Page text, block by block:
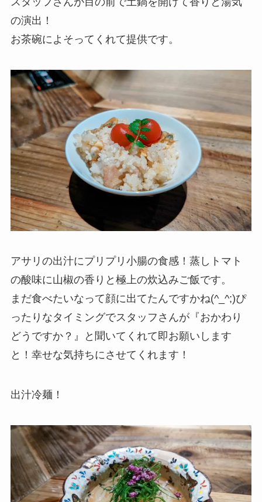
の演出！
お茶碗によそってくれて提供です。
アサリの出汁にプリプリ小腸の食感！蒸しトマト
の酸味に山椒の香りと極上の炊込みご飯です。
まだ食べたいなって顔に出てたんですかね(^_^;)ぴ
ったりなタイミングでスタッフさんが『おかわり
どうですか？』と聞いてくれて即お願いします
と！幸せな気持ちにさせてくれます！
出汁冷麺！